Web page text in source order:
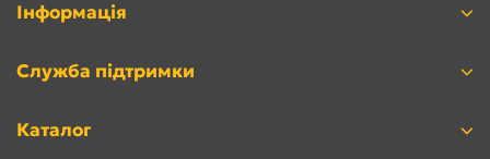
Інформація
Служба підтримки
Каталог